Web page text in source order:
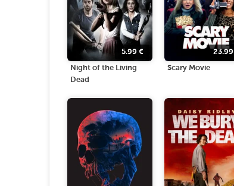
5.99€
Night of the Living
Dead
23.99
Scary Movie